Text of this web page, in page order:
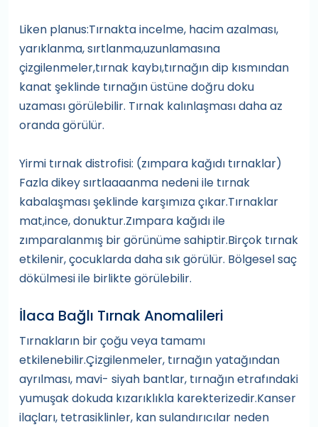
Liken planus:Tırnakta incelme, hacim azalması,
yarıklanma, sırtlanma,uzunlamasına
çizgilenmeler,tırnak kaybı,tırnağın dip kısmından
kanat şeklinde tırnağın üstüne doğru doku
uzaması görülebilir. Tırnak kalınlaşması daha az
oranda görülür.
Yirmi tırnak distrofisi: (zımpara kağıdı tırnaklar)
Fazla dikey sırtlaaaanma nedeni ile tırnak
kabalaşması şeklinde karşımıza çıkar.Tırnaklar
mat,ince, donuktur.Zımpara kağıdı ile
zımparalanmış bir görünüme sahiptir.Birçok tırnak
etkilenir, çocuklarda daha sık görülür. Bölgesel saç
dökülmesi ile birlikte görülebilir.
İlaca Bağlı Tırnak Anomalileri
Tırnakların bir çoğu veya tamamı
etkilenebilir.Çizgilenmeler, tırnağın yatağından
ayrılması, mavi- siyah bantlar, tırnağın etrafındaki
yumuşak dokuda kızarıklıkla karekterizedir.Kanser
ilaçları, tetrasiklinler, kan sulandırıcılar neden